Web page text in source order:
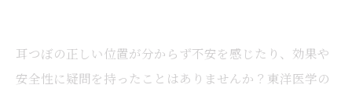
耳つぼの正しい位置が分からず不安を感じたり、効果や
安全性に疑問を持ったことはありませんか？東洋医学の